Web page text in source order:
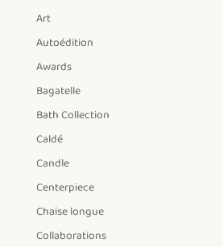
Art
Autoédition
Awards
Bagatelle
Bath Collection
Caldé
Candle
Centerpiece
Chaise longue
Collaborations